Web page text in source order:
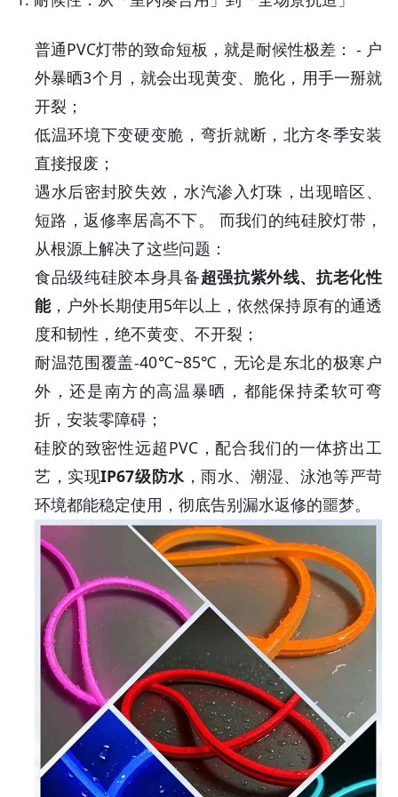
普通PVC灯带的致命短板，就是耐候性极差： - 户
外暴晒3个月，就会出现黄变、脆化，用手一掰就
开裂；
低温环境下变硬变脆，弯折就断，北方冬季安装
直接报废；
遇水后密封胶失效，水汽渗入灯珠，出现暗区、
短路，返修率居高不下。 而我们的纯硅胶灯带，
从根源上解决了这些问题：
食品级纯硅胶本身具备超强抗紫外线、抗老化性
能，户外长期使用5年以上，依然保持原有的通透
度和韧性，绝不黄变、不开裂；
耐温范围覆盖-40℃~85℃，无论是东北的极寒户
外，还是南方的高温暴晒，都能保持柔软可弯
折，安装零障碍；
硅胶的致密性远超PVC，配合我们的一体挤出工
艺，实现IP67级防水 ，雨水、潮湿、泳池等严苛
环境都能稳定使用，彻底告别漏水返修的噩梦。